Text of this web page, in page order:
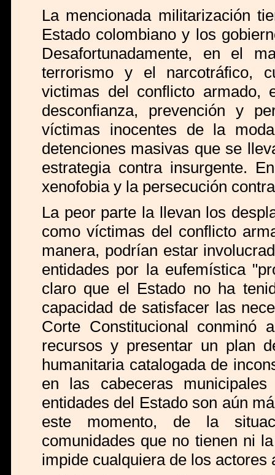
La mencionada militarización
Estado colombiano y los
Desafortunadamente, en el
terrorismo y el narcotráfico,
victimas del conflicto armado,
desconfianza, prevención y
víctimas inocentes de la
detenciones masivas que se
estrategia contra insurgente.
xenofobia y la persecución
La peor parte la llevan los
como víctimas del conflicto
manera, podrían estar
entidades por la eufemística
claro que el Estado no ha
capacidad de satisfacer las
Corte Constitucional conminó
recursos y presentar un plan
humanitaria catalogada de
en las cabeceras
entidades del Estado son aún
este momento, de la
comunidades que no tienen ni
impide cualquiera de los actores